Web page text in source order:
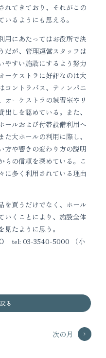
れてきており、それがこの
るようにも思える。
用にあたってはお役所で決
だが、管理運営スタッフは
やすい施設にするよう努力
ーケストラに好評なのは大
コントラバス、ティンパニ
オーケストラの練習室やリ
しを認めている。また、
ールおよび付帯設備利用へ
大ホールの利用に際し、
方や響きの変わり方の説明
らの信頼を深めている。こ
に多く利用されている理由
を買うだけでなく、ホール
いくことにより、施設全体
たように思う。
Ｏ tel: 03-3540-5000 （小
る
次の月